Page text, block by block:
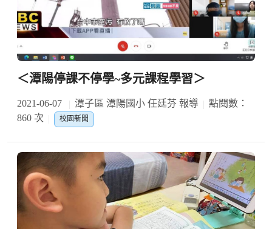
＜潭陽停課不停學~多元課程學習＞
2021-06-07 潭子區 潭陽國小 任廷芬 報導
點閱數：
860 次
校園新聞